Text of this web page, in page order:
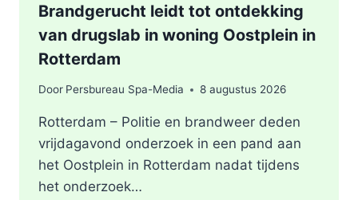
Brandgerucht leidt tot ontdekking
van drugslab in woning Oostplein in
Rotterdam
Door Persbureau Spa-Media 8 augustus 2026
Rotterdam – Politie en brandweer deden
vrijdagavond onderzoek in een pand aan
het Oostplein in Rotterdam nadat tijdens
het onderzoek…